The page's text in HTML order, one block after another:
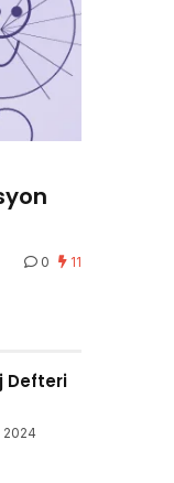
0 11
Defteri
2024